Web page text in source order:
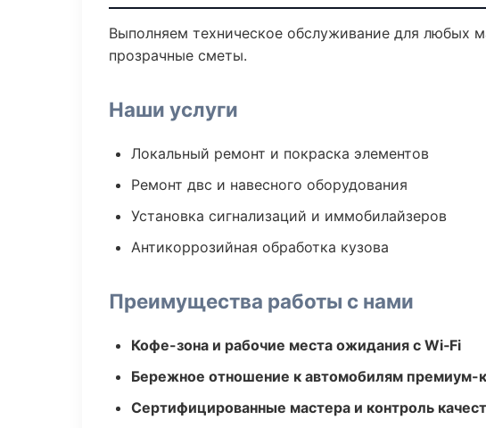
Выполняем техническое обслуживание для любых
прозрачные сметы.
Наши услуги
Локальный ремонт и покраска элементов
Ремонт двс и навесного оборудования
Установка сигнализаций и иммобилайзеров
Антикоррозийная обработка кузова
Преимущества работы с нами
Кофе-зона и рабочие места ожидания с Wi‑Fi
Бережное отношение к автомобилям премиум-
Сертифицированные мастера и контроль